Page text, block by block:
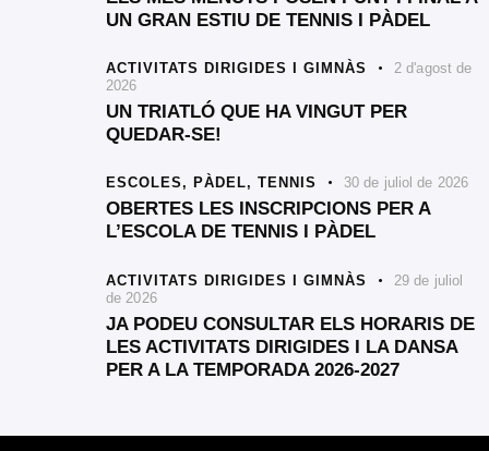
UN GRAN ESTIU DE TENNIS I PÀDEL
ACTIVITATS DIRIGIDES I GIMNÀS
2 d'agost de
2026
UN TRIATLÓ QUE HA VINGUT PER
QUEDAR-SE!
ESCOLES, PÀDEL, TENNIS 30 de juliol de 2026
OBERTES LES INSCRIPCIONS PER A
L’ESCOLA DE TENNIS I PÀDEL
ACTIVITATS DIRIGIDES I GIMNÀS
29 de juliol
de 2026
JA PODEU CONSULTAR ELS HORARIS DE
LES ACTIVITATS DIRIGIDES I LA DANSA
PER A LA TEMPORADA 2026-2027